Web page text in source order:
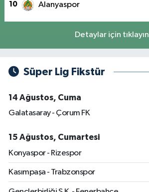
10 Alanyaspor
Detaylar için tıklayın
Süper Lig Fikstür
14 Ağustos, Cuma
Galatasaray - Çorum FK
15 Ağustos, Cumartesi
Konyaspor - Rizespor
Kasımpaşa - Trabzonspor